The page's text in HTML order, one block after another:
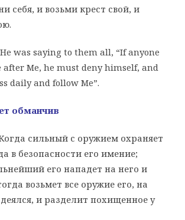
себя, и возьми крест свой, и
was saying to them all, “If anyone
after Me, he must deny himself, and
daily and follow Me”.
обманчив
сильный с оружием охраняет
в безопасности его имение;
его нападет на него и
возьмет все оружие его, на
и разделит похищенное у